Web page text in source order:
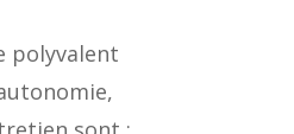
polyvalent